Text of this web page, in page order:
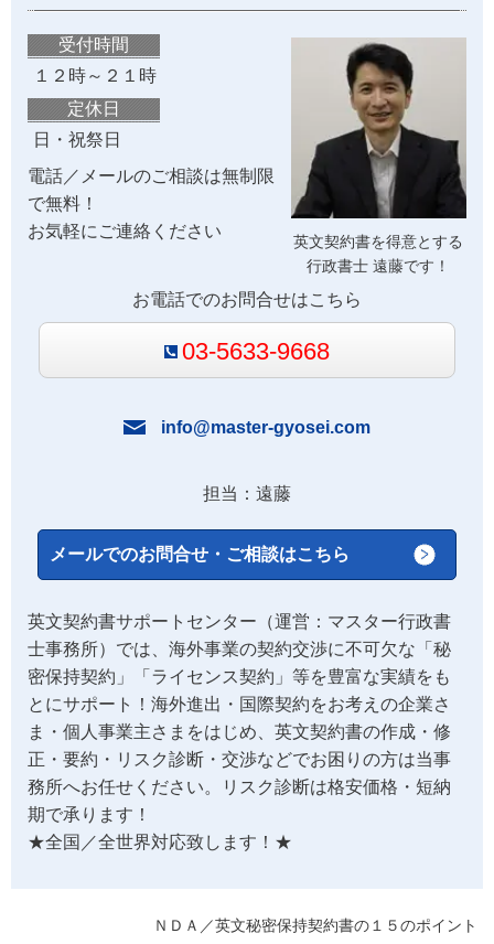
英文契約書を得意とする
行政書士 遠藤です！
受付時間
１２時～２１時
定休日
日・祝祭日
電話／メールのご相談は無制限
で無料！
お気軽にご連絡ください
お電話でのお問合せはこちら
03-5633-9668
info@master-gyosei.com
担当：遠藤
メールでのお問合せ・ご相談はこちら
英文契約書サポートセンター（運営：マスター行政書
士事務所）では、海外事業の契約交渉に不可欠な「秘
密保持契約」「ライセンス契約」等を豊富な実績をも
とにサポート！海外進出・国際契約をお考えの企業さ
ま・個人事業主さまをはじめ、英文契約書の作成・修
正・要約・リスク診断・交渉などでお困りの方は当事
務所へお任せください。リスク診断は格安価格・短納
期で承ります！
★全国／全世界対応致します！★
ＮＤＡ／英文秘密保持契約書の１５のポイント